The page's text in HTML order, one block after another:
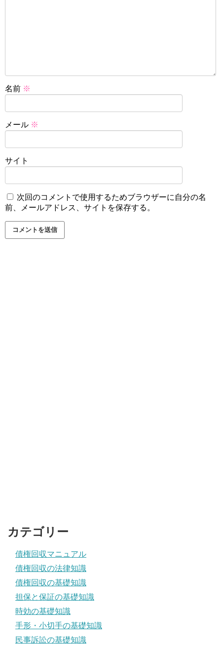
名前 ※
メール ※
サイト
次回のコメントで使用するためブラウザーに自分の名
前、メールアドレス、サイトを保存する。
カテゴリー
債権回収マニュアル
債権回収の法律知識
債権回収の基礎知識
担保と保証の基礎知識
時効の基礎知識
手形・小切手の基礎知識
民事訴訟の基礎知識